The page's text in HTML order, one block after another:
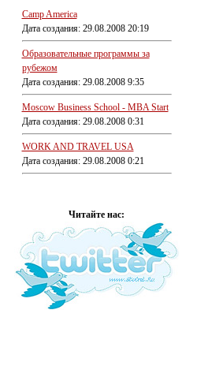
Camp America
Дата создания: 29.08.2008 20:19
Образовательные программы за
рубежом
Дата создания: 29.08.2008 9:35
Moscow Business School - MBA Start
Дата создания: 29.08.2008 0:31
WORK AND TRAVEL USA
Дата создания: 29.08.2008 0:21
Читайте нас: